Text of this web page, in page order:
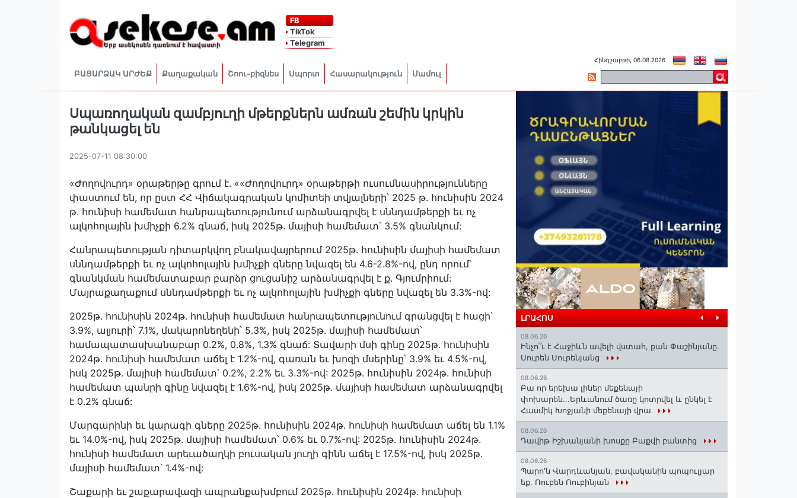
FB
TikTok
Telegram
ԲԱՑԱՐՁԱԿ ԱՐԺԵՔ Քաղաքական Շոու-բիզնես Սպորտ Հասարակություն Մամուլ
Հինգշաբթի, 06.08.2026
Սպառողական զամբյուղի մթերքներն ամռան շեմին կրկին
թանկացել են
2025-07-11 08:30:00
«Ժողովուրդ» օրաթերթը գրում է. ««Ժողովուրդ» օրաթերթի ուսումնասիրությունները
փաստում են, որ ըստ ՀՀ Վիճակագրական կոմիտեի տվյալների՝ 2025 թ. հունիսին 2024
թ. հունիսի համեմատ հանրապետությունում արձանագրվել է սննդամթերքի եւ ոչ
ալկոհոլային խմիչքի 6.2% գնաճ, իսկ 2025թ. մայիսի համեմատ՝ 3.5% գնանկում:
Հանրապետության դիտարկվող բնակավայրերում 2025թ. հունիսին մայիսի համեմատ
սննդամթերքի եւ ոչ ալկոհոլային խմիչքի գները նվազել են 4.6-2.8%-ով, ընդ որում՝
գնանկման համեմատաբար բարձր ցուցանիշ արձանագրվել է ք. Գյումրիում:
Մայրաքաղաքում սննդամթերքի եւ ոչ ալկոհոլային խմիչքի գները նվազել են 3.3%-ով:
2025թ. հունիսին 2024թ. հունիսի համեմատ հանրապետությունում գրանցվել է հացի՝
3.9%, ալյուրի՝ 7.1%, մակարոնեղենի՝ 5.3%, իսկ 2025թ. մայիսի համեմատ՝
համապատասխանաբար 0.2%, 0.8%, 1.3% գնաճ: Տավարի մսի գինը 2025թ. հունիսին
2024թ. հունիսի համեմատ աճել է 1.2%-ով, գառան եւ խոզի մսերինը՝ 3.9% եւ 4.5%-ով,
իսկ 2025թ. մայիսի համեմատ՝ 0.2%, 2.2% եւ 3.3%-ով: 2025թ. հունիսին 2024թ. հունիսի
համեմատ պանրի գինը նվազել է 1.6%-ով, իսկ 2025թ. մայիսի համեմատ արձանագրվել
է 0.2% գնաճ:
Մարգարինի եւ կարագի գները 2025թ. հունիսին 2024թ. հունիսի համեմատ աճել են 1.1%
եւ 14.0%-ով, իսկ 2025թ. մայիսի համեմատ՝ 0.6% եւ 0.7%-ով: 2025թ. հունիսին 2024թ.
հունիսի համեմատ արեւածաղկի բուսական յուղի գինն աճել է 17.5%-ով, իսկ 2025թ.
մայիսի համեմատ՝ 1.4%-ով:
Շաքարի եւ շաքարավազի ապրանքախմբում 2025թ. հունիսին 2024թ. հունիսի
ԼՐԱՀՈՍ
08.06.26
Ինչո՞ւ է Հաջիևն ավելի վստահ, քան Փաշինյանը․
Սուրեն Սուրենյանց
08.06.26
Բա որ երեխա լիներ մեքենայի
փոխարեն...Երևանում ծառը կոտրվել և ընկել է
Հասմիկ Խոջյանի մեքենայի վրա
08.06.26
Դավիթ Իշխանյանի խոսքը Բաքվի բանտից
08.06.26
Պարո'ն Վարդևանյան, բավականին պոպուլյար
եք. Ռուբեն Ռուբինյան